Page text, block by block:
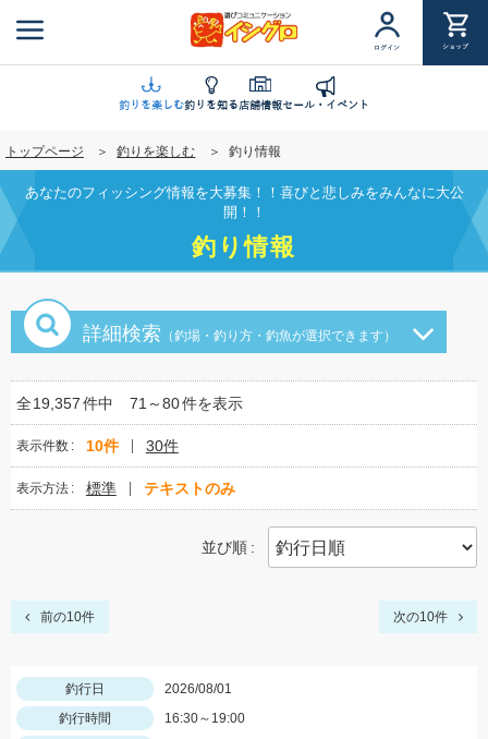
ン
に
移
動
ログイン ショップ
釣りを楽しむ釣りを知る店舗情報セール・イベント
トップページ 釣りを楽しむ 釣り情報
あなたのフィッシング情報を大募集！！喜びと悲しみをみんなに大公
開！！
釣り情報
詳細検索 （釣場・釣り方・釣魚が選択できます）
全19,357件中 71～80件を表示
表示件数 10件 30件
表示方法 標準 テキストのみ
並び順
前の10件 次の10件
釣行日
2026/08/01
釣行時間
16:30～19:00